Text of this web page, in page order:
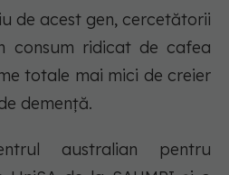
de acest gen, cercetătorii
consum ridicat de cafea
totale mai mici de creier
demență.
australian pentru